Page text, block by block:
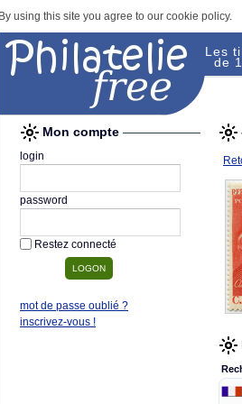
using this site you agree to our cookie policy.
Les
de
Mon compte
login
password
Restez connecté
mot de passe oublié ?
inscrivez-vous !